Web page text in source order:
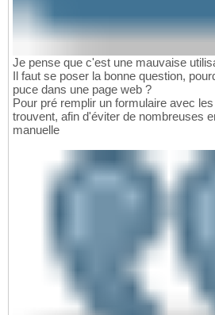
Je pense que c'est une mauvaise
Il faut se poser la bonne question,
puce dans une page web ?
Pour pré remplir un formulaire avec
trouvent, afin d'éviter de nombreuses
manuelle